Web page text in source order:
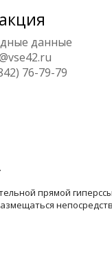
данные
76-79-79
прямой